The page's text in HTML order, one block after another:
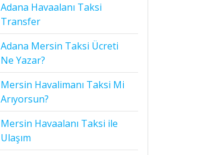
Adana Havaalanı Taksi
Transfer
Adana Mersin Taksi Ücreti
Ne Yazar?
Mersin Havalimanı Taksi Mi
Arıyorsun?
Mersin Havaalanı Taksi ile
Ulaşım